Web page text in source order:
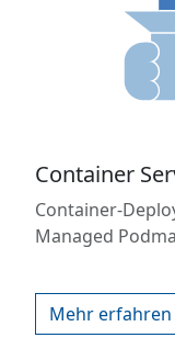
Container
Container-
Managed
Mehr erfahren